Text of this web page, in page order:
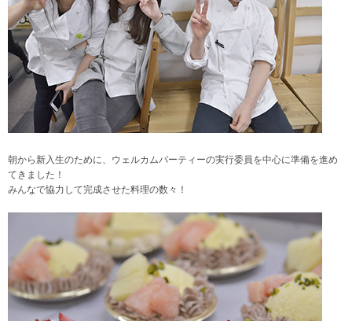
朝から新入生のために、ウェルカムパーティーの実行委員を中心に準備を進め
てきました！
みんなで協力して完成させた料理の数々！